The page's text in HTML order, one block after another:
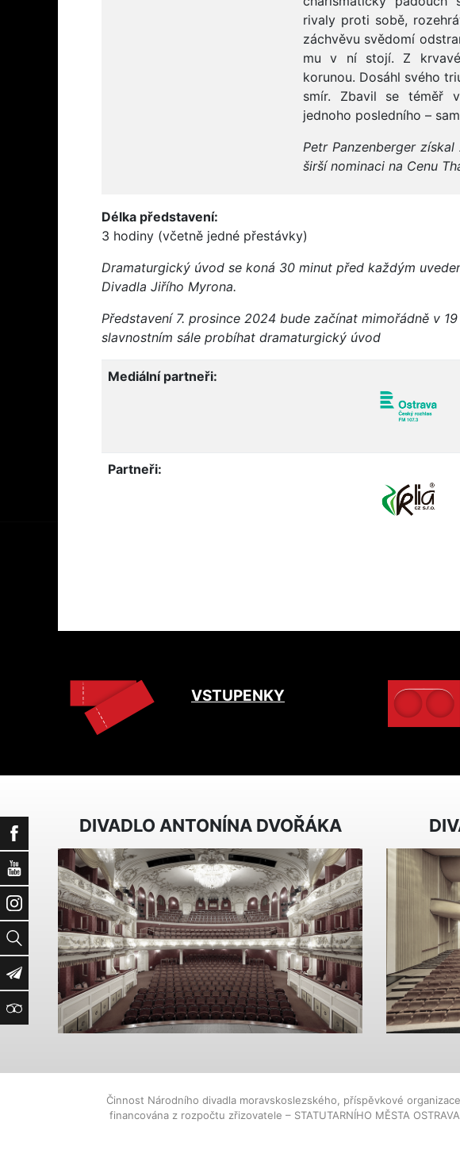
Facebook
YouTube
Instagram
Vyhledat
Newsletter
TripAdvisor
rivaly proti sobě,
záchvěvu svědomí
mu v ní stojí. Z
korunou. Dosáhl svého
smír. Zbavil se téměř
jednoho posledního –
Petr Panzenberger získal
širší nominaci na Cenu
Délka představení:
3 hodiny (včetně jedné přestávky)
Dramaturgický úvod se koná 30 minut před každým
Divadla Jiřího Myrona.
Představení 7. prosince 2024 bude začínat mimořádně v
slavnostním sále probíhat dramaturgický úvod
Mediální partneři:
Partneři:
VSTUPENKY
DIVADLO ANTONÍNA DVOŘÁKA
Činnost Národního divadla moravskoslezského, příspěvkové
financována z rozpočtu zřizovatele – STATUTARNÍHO MĚSTA